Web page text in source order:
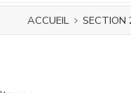
ACCUEIL SECTION